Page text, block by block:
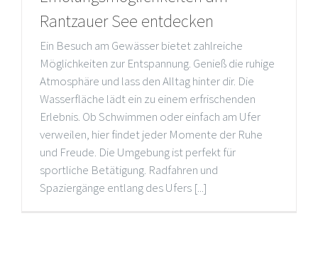
Rantzauer See entdecken
Ein Besuch am Gewässer bietet zahlreiche
Möglichkeiten zur Entspannung. Genieß die ruhige
Atmosphäre und lass den Alltag hinter dir. Die
Wasserfläche lädt ein zu einem erfrischenden
Erlebnis. Ob Schwimmen oder einfach am Ufer
verweilen, hier findet jeder Momente der Ruhe
und Freude. Die Umgebung ist perfekt für
sportliche Betätigung. Radfahren und
Spaziergänge entlang des Ufers [...]